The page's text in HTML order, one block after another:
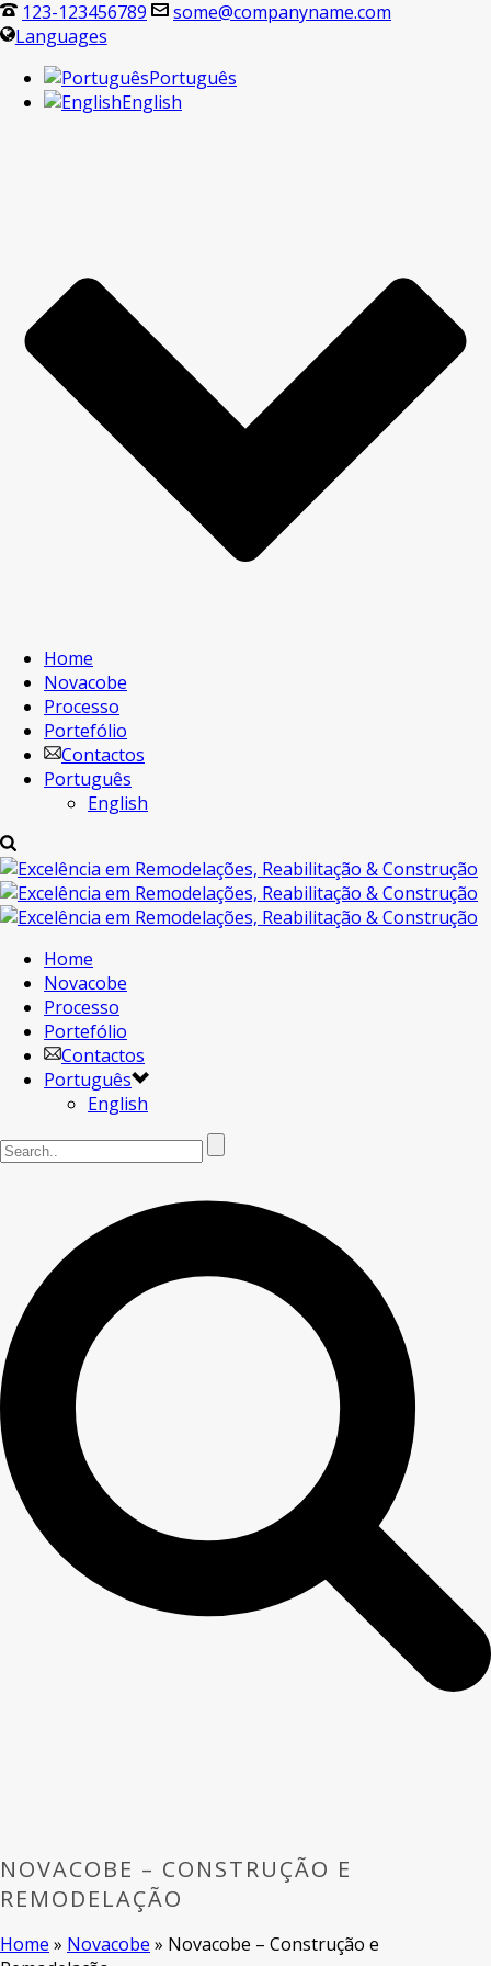
123-123456789
some@companyname.com
Languages
Português
English
Home
Novacobe
Processo
Portefólio
Contactos
Português
English
Home
Novacobe
Processo
Portefólio
Contactos
Português
English
NOVACOBE – CONSTRUÇÃO E
REMODELAÇÃO
Home » Novacobe » Novacobe – Construção e